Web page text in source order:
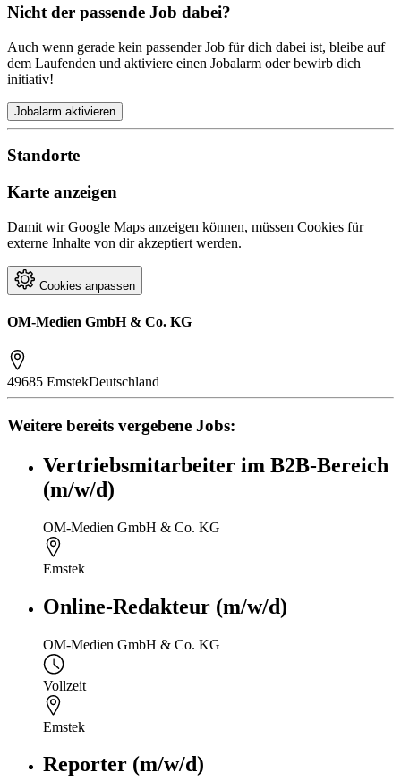
Nicht der passende Job dabei?
Auch wenn gerade kein passender Job für dich dabei ist, bleibe auf
dem Laufenden und aktiviere einen Jobalarm oder bewirb dich
initiativ!
Jobalarm aktivieren
Standorte
Karte anzeigen
Damit wir Google Maps anzeigen können, müssen Cookies für
externe Inhalte von dir akzeptiert werden.
Cookies anpassen
OM-Medien GmbH & Co. KG
49685 EmstekDeutschland
Weitere bereits vergebene Jobs:
Vertriebsmitarbeiter im B2B-Bereich
(m/w/d)
OM-Medien GmbH & Co. KG
Emstek
Online-Redakteur (m/w/d)
OM-Medien GmbH & Co. KG
Vollzeit
Emstek
Reporter (m/w/d)